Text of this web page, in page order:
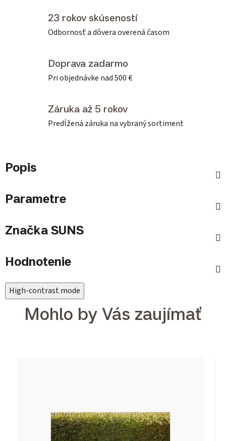
23 rokov skúseností
Odbornosť a dôvera overená časom
Doprava zadarmo
Pri objednávke nad 500 €
Záruka až 5 rokov
Predĺžená záruka na vybraný sortiment
Popis
Parametre
Značka SUNS
Hodnotenie
High-contrast mode
Mohlo by Vás zaujímať